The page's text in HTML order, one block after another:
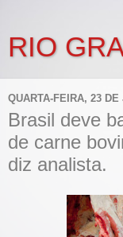
RIO
QUARTA-FEIRA, 23 DE
Brasil deve
de carne
diz analista.